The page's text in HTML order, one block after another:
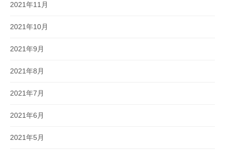
2021年11月
2021年10月
2021年9月
2021年8月
2021年7月
2021年6月
2021年5月